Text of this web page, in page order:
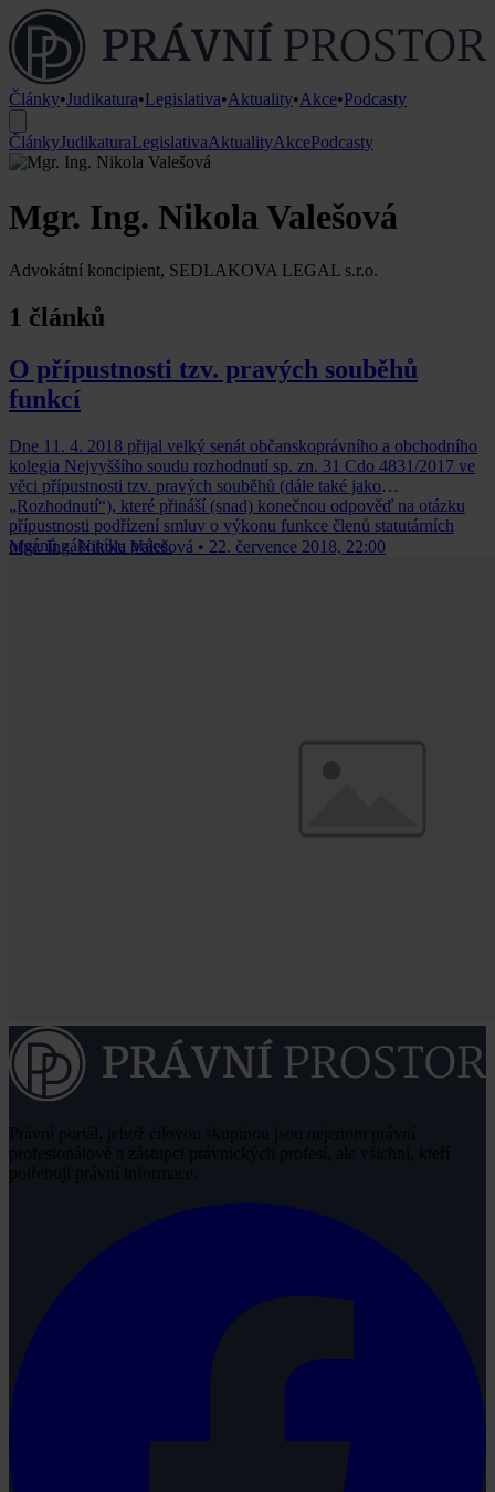
Články•Judikatura•Legislativa•Aktuality•Akce•Podcasty
ČlánkyJudikaturaLegislativaAktualityAkcePodcasty
Mgr. Ing. Nikola Valešová
Advokátní koncipient, SEDLAKOVA LEGAL s.r.o.
1 článků
O přípustnosti tzv. pravých souběhů
funkcí
Dne 11. 4. 2018 přijal velký senát občanskoprávního a obchodního
kolegia Nejvyššího soudu rozhodnutí sp. zn. 31 Cdo 4831/2017 ve
věci přípustnosti tzv. pravých souběhů (dále také jako
„Rozhodnutí“), které přináší (snad) konečnou odpověď na otázku
přípustnosti podřízení smluv o výkonu funkce členů statutárních
orgánů zákoníku práce.
Mgr. Ing. Nikola Valešová • 22. července 2018, 22:00